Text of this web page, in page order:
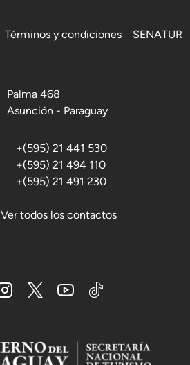
Términos y condiciones SENATUR
Palma 468
Asunción - Paraguay
+(595) 21 441 530
+(595) 21 494 110
+(595) 21 491 230
Ver todos los contactos